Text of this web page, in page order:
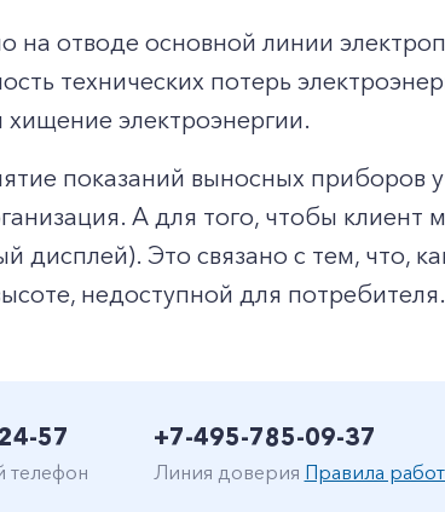
Частным клиентам
Корпоративным клиентам
на отводе основной линии
технических потерь
электроэнергии.
показаний выносных приборов
А для того, чтобы клиент
дисплей). Это связано с тем, что,
недоступной для потребителя.
57
телефон
+7-495-785-09-37
Линия доверия Правила